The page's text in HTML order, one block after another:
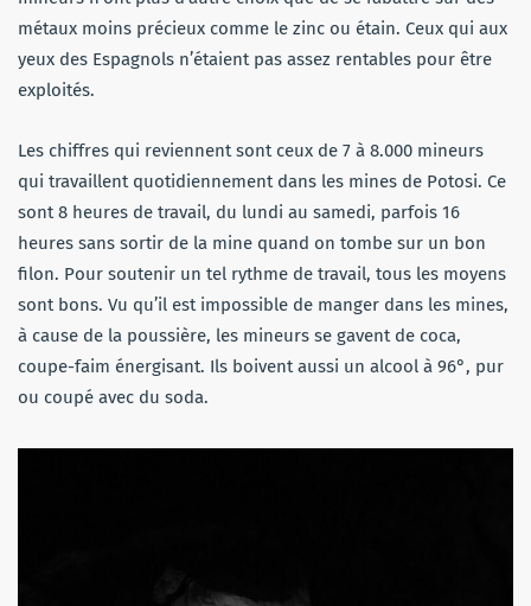
métaux moins précieux comme le zinc ou étain. Ceux qui aux
yeux des Espagnols n’étaient pas assez rentables pour être
exploités.
Les chiffres qui reviennent sont ceux de 7 à 8.000 mineurs
qui travaillent quotidiennement dans les mines de Potosi. Ce
sont 8 heures de travail, du lundi au samedi, parfois 16
heures sans sortir de la mine quand on tombe sur un bon
filon. Pour soutenir un tel rythme de travail, tous les moyens
sont bons. Vu qu’il est impossible de manger dans les mines,
à cause de la poussière, les mineurs se gavent de coca,
coupe-faim énergisant. Ils boivent aussi un alcool à 96°, pur
ou coupé avec du soda.